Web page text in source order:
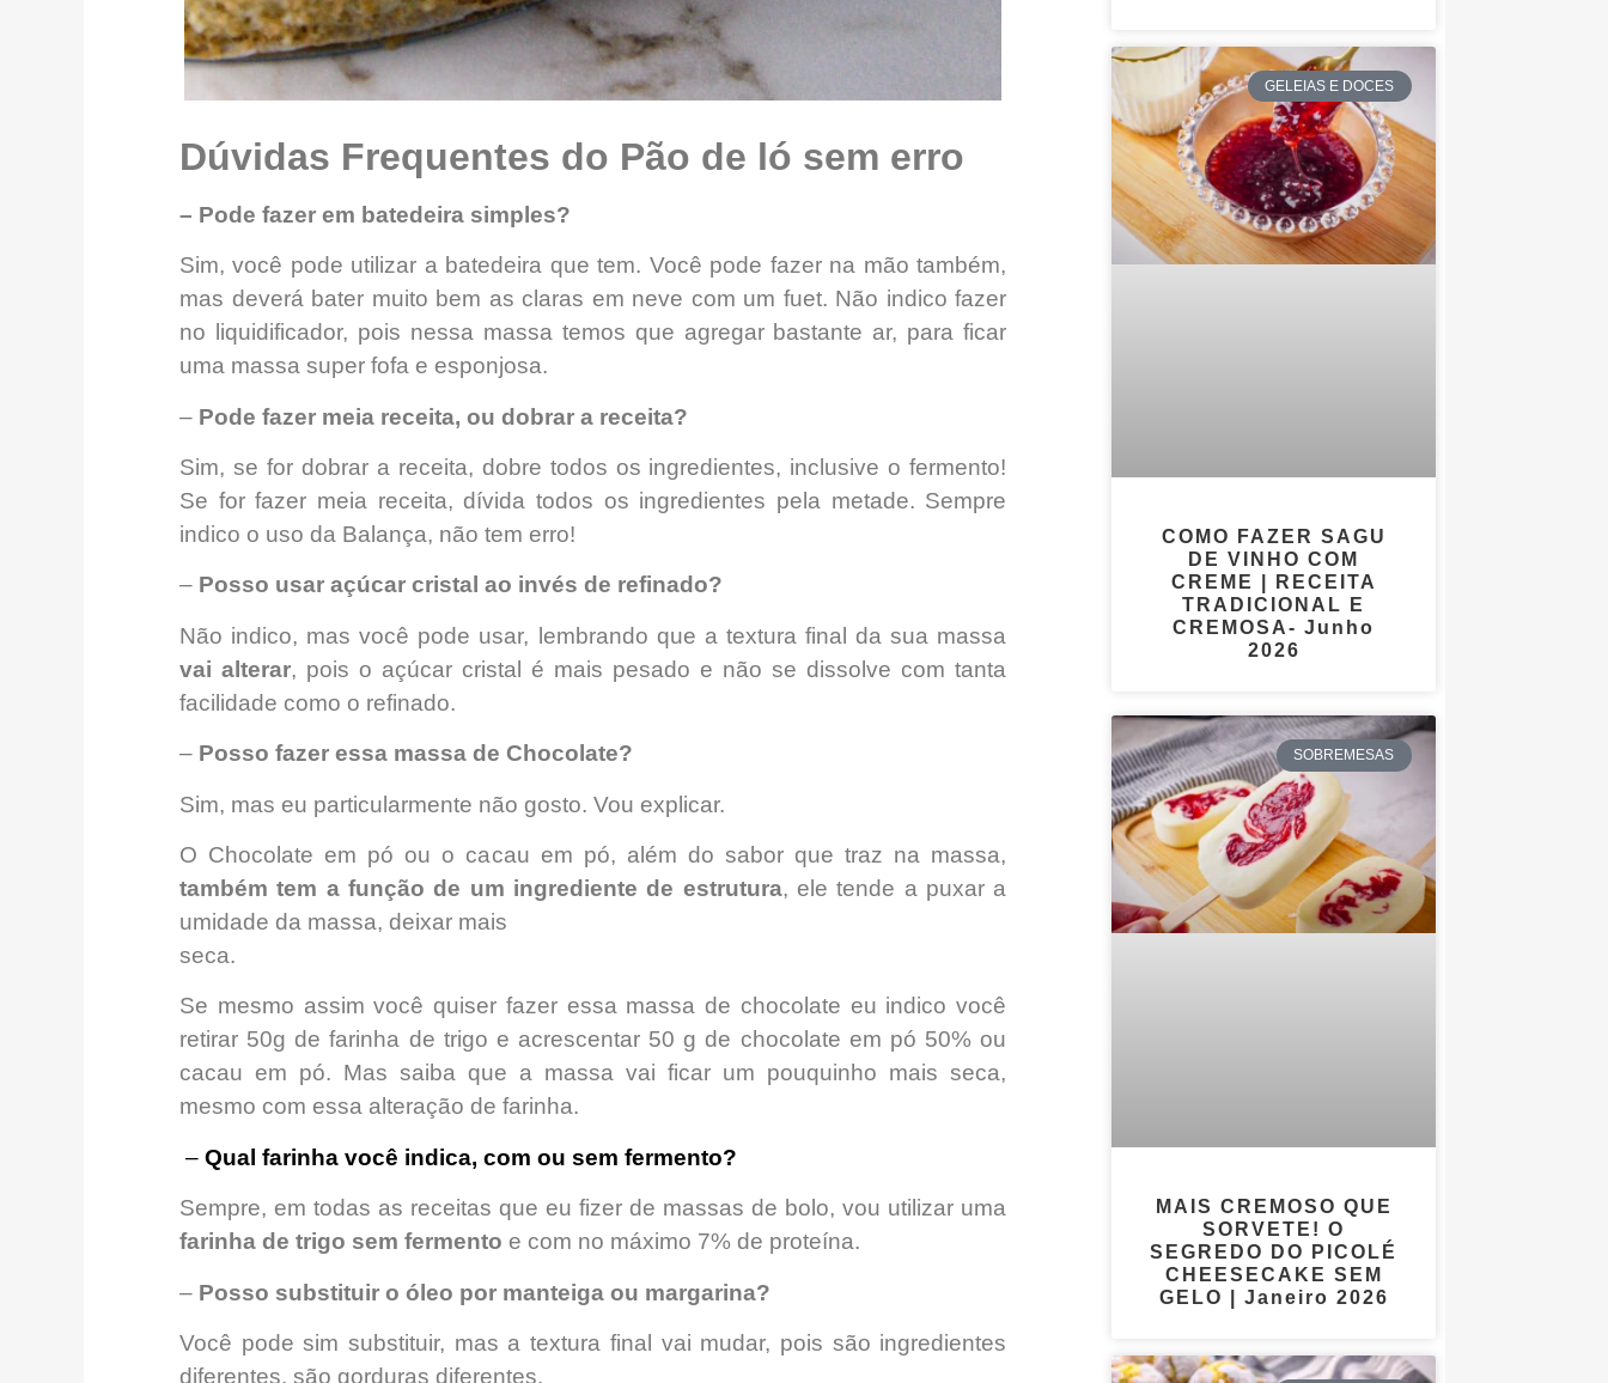
Dúvidas Frequentes do Pão de ló sem erro
– Pode fazer em batedeira simples?
Sim, você pode utilizar a batedeira que tem. Você pode fazer na mão também,
mas deverá bater muito bem as claras em neve com um fuet. Não indico fazer
no liquidificador, pois nessa massa temos que agregar bastante ar, para ficar
uma massa super fofa e esponjosa.
– Pode fazer meia receita, ou dobrar a receita?
Sim, se for dobrar a receita, dobre todos os ingredientes, inclusive o fermento!
Se for fazer meia receita, dívida todos os ingredientes pela metade. Sempre
indico o uso da Balança, não tem erro!
– Posso usar açúcar cristal ao invés de refinado?
Não indico, mas você pode usar, lembrando que a textura final da sua massa
vai alterar, pois o açúcar cristal é mais pesado e não se dissolve com tanta
facilidade como o refinado.
– Posso fazer essa massa de Chocolate?
Sim, mas eu particularmente não gosto. Vou explicar.
O Chocolate em pó ou o cacau em pó, além do sabor que traz na massa,
também tem a função de um ingrediente de estrutura, ele tende a puxar a
umidade da massa, deixar mais
seca.
Se mesmo assim você quiser fazer essa massa de chocolate eu indico você
retirar 50g de farinha de trigo e acrescentar 50 g de chocolate em pó 50% ou
cacau em pó. Mas saiba que a massa vai ficar um pouquinho mais seca,
mesmo com essa alteração de farinha.
– Qual farinha você indica, com ou sem fermento?
Sempre, em todas as receitas que eu fizer de massas de bolo, vou utilizar uma
farinha de trigo sem fermento e com no máximo 7% de proteína.
– Posso substituir o óleo por manteiga ou margarina?
Você pode sim substituir, mas a textura final vai mudar, pois são ingredientes
diferentes, são gorduras diferentes.
GELEIAS E DOCES
COMO FAZER SAGU
DE VINHO COM
CREME | RECEITA
TRADICIONAL E
CREMOSA- Junho
2026
SOBREMESAS
MAIS CREMOSO QUE
SORVETE! O
SEGREDO DO PICOLÉ
CHEESECAKE SEM
GELO | Janeiro 2026